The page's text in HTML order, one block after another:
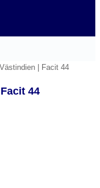
| Facit 44
44